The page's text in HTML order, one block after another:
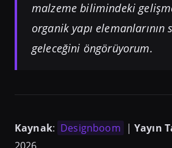
malzeme bilimindeki
organik yapı
geleceğini öngörüyorum.
Kaynak: Designboom | Yayın